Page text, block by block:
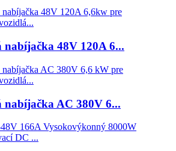
nabíjačka 48V 120A 6...
nabíjačka AC 380V 6...